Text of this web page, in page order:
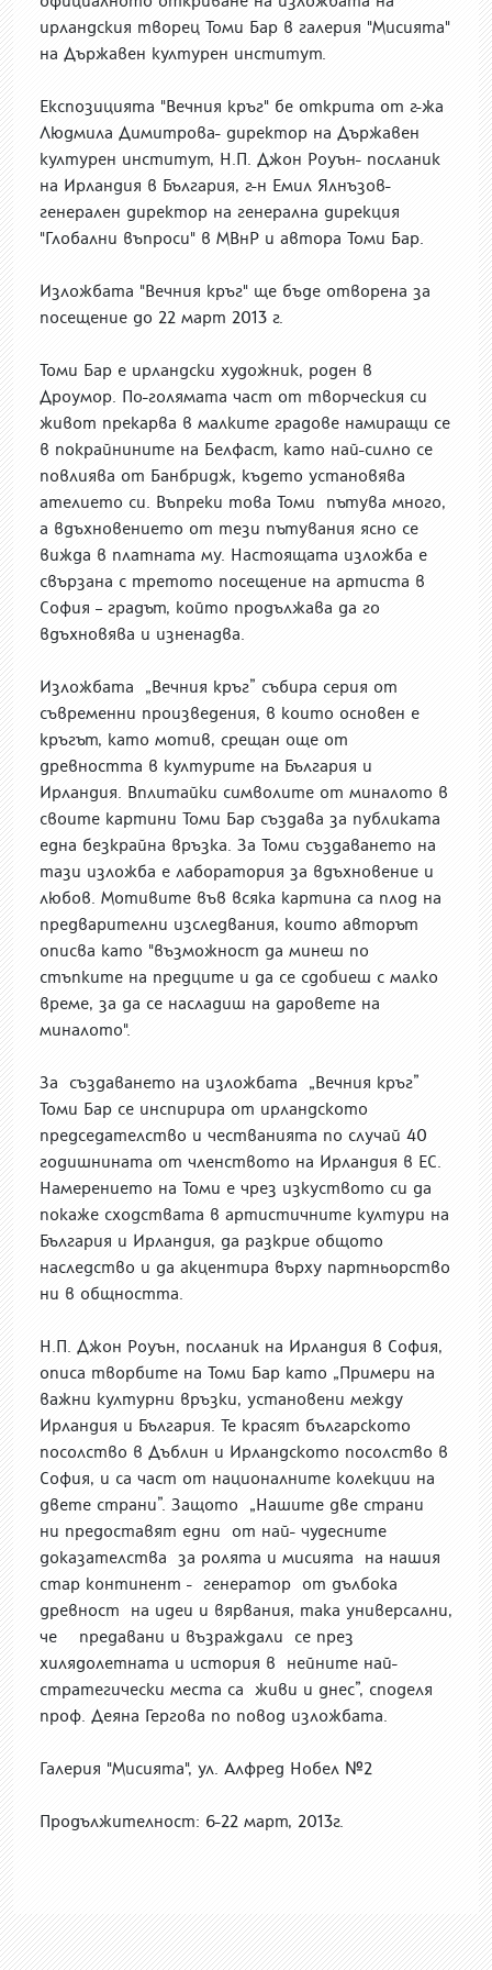
ирландския творец Томи Бар в галерия "Мисията"
на Държавен културен институт.
Експозицията "Вечния кръг" бе открита от г-жа
Людмила Димитрова- директор на Държавен
културен институт, Н.П. Джон Роуън- посланик
на Ирландия в България, г-н Емил Ялнъзов-
генерален директор на генерална дирекция
"Глобални въпроси" в МВнР и автора Томи Бар.
Изложбата "Вечния кръг" ще бъде отворена за
посещение до 22 март 2013 г.
Томи Бар е ирландски художник, роден в
Дроумор. По-голямата част от творческия си
живот прекарва в малките градове намиращи се
в покрайнините на Белфаст, като най-силно се
повлиява от Банбридж, където установява
ателието си. Въпреки това Томи пътува много,
а вдъхновението от тези пътувания ясно се
вижда в платната му. Настоящата изложба е
свързана с третото посещение на артиста в
София – градът, който продължава да го
вдъхновява и изненадва.
Изложбата „Вечния кръг” събира серия от
съвременни произведения, в които основен е
кръгът, като мотив, срещан още от
древността в културите на България и
Ирландия. Вплитайки символите от миналото в
своите картини Томи Бар създава за публиката
една безкрайна връзка. За Томи създаването на
тази изложба е лаборатория за вдъхновение и
любов. Мотивите във всяка картина са плод на
предварителни изследвания, които авторът
описва като "възможност да минеш по
стъпките на предците и да се сдобиеш с малко
време, за да се насладиш на даровете на
миналото".
За създаването на изложбата „Вечния кръг”
Томи Бар се инспирира от ирландското
председателство и честванията по случай 40
годишнината от членството на Ирландия в ЕС.
Намерението на Томи е чрез изкуството си да
покаже сходствата в артистичните култури на
България и Ирландия, да разкрие общото
наследство и да акцентира върху партньорство
ни в общността.
Н.П. Джон Роуън, посланик на Ирландия в София,
описа творбите на Томи Бар като „Примери на
важни културни връзки, установени между
Ирландия и България. Те красят българското
посолство в Дъблин и Ирландското посолство в
София, и са част от националните колекции на
двете страни”. Защото „Нашите две страни
ни предоставят едни от най- чудесните
доказателства за ролята и мисията на нашия
стар континент - генератор от дълбока
древност на идеи и вярвания, така универсални,
че предавани и възраждали се през
хилядолетната и история в нейните най-
стратегически места са живи и днес”, споделя
проф. Деяна Гергова по повод изложбата.
Галерия "Мисията", ул. Алфред Нобел №2
Продължителност: 6-22 март, 2013г.